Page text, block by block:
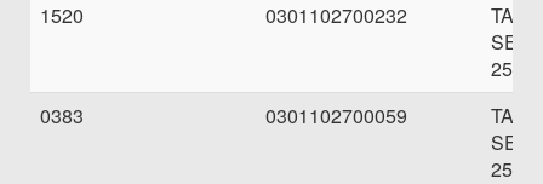
1520
0301102700232
0383
0301102700059